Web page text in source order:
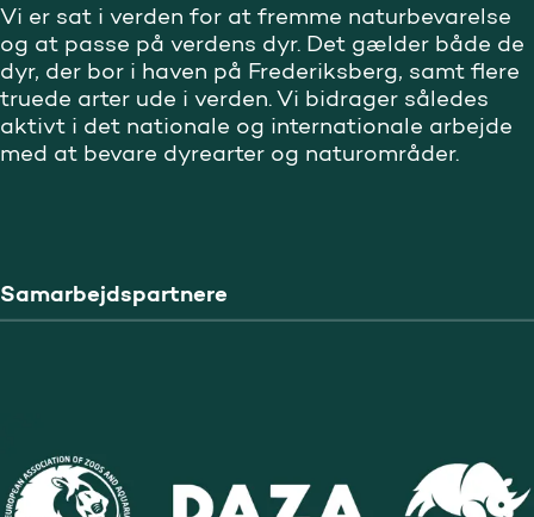
Vi er sat i verden for at fremme naturbevarelse
og at passe på verdens dyr. Det gælder både de
dyr, der bor i haven på Frederiksberg, samt flere
truede arter ude i verden. Vi bidrager således
aktivt i det nationale og internationale arbejde
med at bevare dyrearter og naturområder.
Samarbejdspartnere